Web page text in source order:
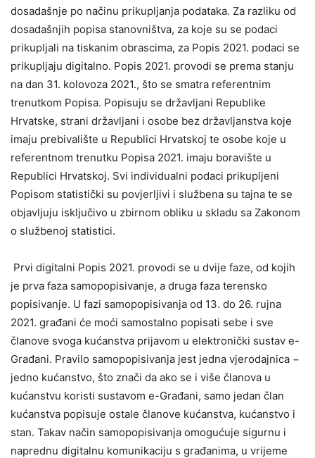
dosadašnje po načinu prikupljanja podataka. Za razliku od
dosadašnjih popisa stanovništva, za koje su se podaci
prikupljali na tiskanim obrascima, za Popis 2021. podaci se
prikupljaju digitalno. Popis 2021. provodi se prema stanju
na dan 31. kolovoza 2021., što se smatra referentnim
trenutkom Popisa. Popisuju se državljani Republike
Hrvatske, strani državljani i osobe bez državljanstva koje
imaju prebivalište u Republici Hrvatskoj te osobe koje u
referentnom trenutku Popisa 2021. imaju boravište u
Republici Hrvatskoj. Svi individualni podaci prikupljeni
Popisom statistički su povjerljivi i službena su tajna te se
objavljuju isključivo u zbirnom obliku u skladu sa Zakonom
o službenoj statistici.
Prvi digitalni Popis 2021. provodi se u dvije faze, od kojih
je prva faza samopopisivanje, a druga faza terensko
popisivanje. U fazi samopopisivanja od 13. do 26. rujna
2021. građani će moći samostalno popisati sebe i sve
članove svoga kućanstva prijavom u elektronički sustav e-
Građani. Pravilo samopopisivanja jest jedna vjerodajnica −
jedno kućanstvo, što znači da ako se i više članova u
kućanstvu koristi sustavom e-Građani, samo jedan član
kućanstva popisuje ostale članove kućanstva, kućanstvo i
stan. Takav način samopopisivanja omogućuje sigurnu i
naprednu digitalnu komunikaciju s građanima, u vrijeme